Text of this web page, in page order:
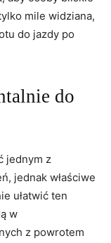
mile⁣ widziana,
do jazdy‌ po
do
jednym z
jednak właściwe
ułatwić ten
w
z powrotem